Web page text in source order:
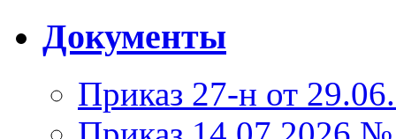
Документы
Приказ 27-н от